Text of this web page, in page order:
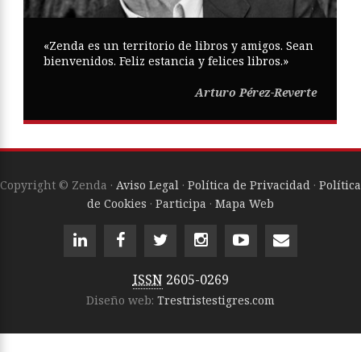
«Zenda es un territorio de libros y amigos. Sean
bienvenidos. Feliz estancia y felices libros.»
Arturo Pérez-Reverte
Copyright © Zenda · Aviso Legal · Política de Privacidad · Política
de Cookies · Participa · Mapa Web
ISSN 2605-0269
Diseño web: Trestristestigres.com